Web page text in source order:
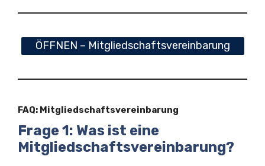
ÖFFNEN – Mitgliedschaftsvereinbarung
FAQ: Mitgliedschaftsvereinbarung
Frage 1: Was ist eine
Mitgliedschaftsvereinbarung?